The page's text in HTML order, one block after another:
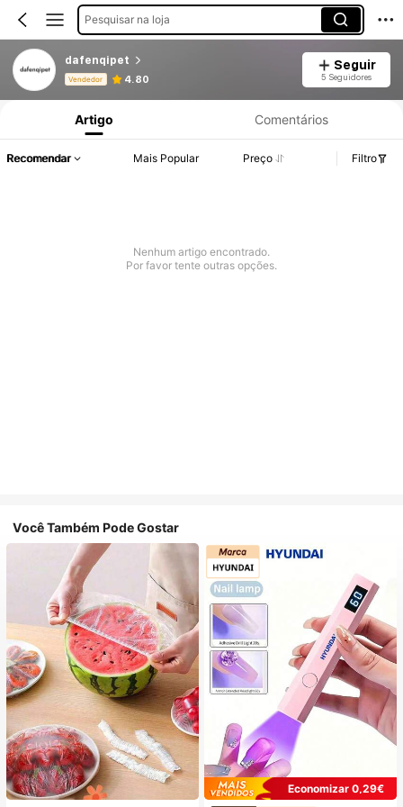
Pesquisar na loja
dafenqipet
Vendedor 4.80
Seguir
5 Seguidores
Informações do Produto: Divulgação de Preço, Vendas e Detalhes de Stock.
Artigo Comentários
Recomendar Mais Popular Preço Filtro
Nenhum artigo encontrado.
Por favor tente outras opções.
Você Também Pode Gostar
Economizar 0,29€